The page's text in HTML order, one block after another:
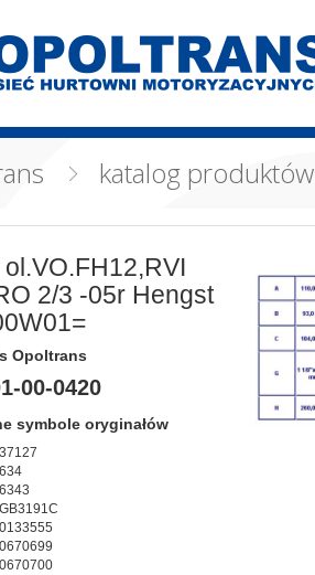
katalog produktów
ol.VO.FH12,RVI
2/3 -05r Hengst
Opoltrans
00-0420
symbole oryginałów